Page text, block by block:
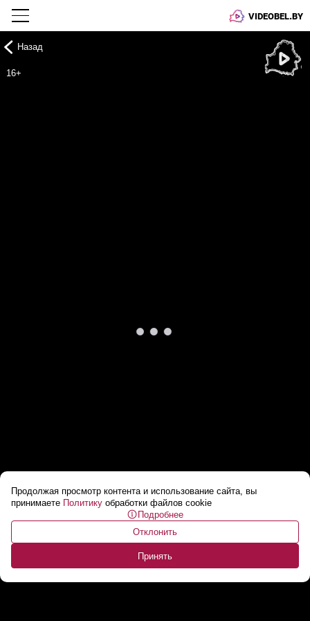
VIDEOBEL.BY
Продолжая просмотр контента и использование сайта, вы
принимаете Политику обработки файлов cookie
Подробнее
Отклонить
Принять
Назад
16+
Украина должна принять мирный план и
провести выборы – Трамп...